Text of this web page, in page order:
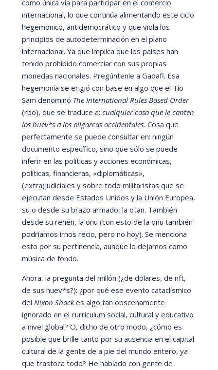
como única vía para participar en el comercio
internacional, lo que continúa alimentando este ciclo
hegemónico, antidemocrático y que viola los
principios de autodeterminación en el plano
internacional. Ya que implica que los países han
tenido prohibido comerciar con sus propias
monedas nacionales. Pregúntenle a Gadafi. Esa
hegemonía se erigió con base en algo que el Tío
Sam denominó The International Rules Based Order
(rbo), que se traduce a: cualquier cosa que le canten
los huev*s a los oligarcas occidentales. Cosa que
perfectamente se puede consultar en: ningún
documento específico, sino que sólo se puede
inferir en las políticas y acciones económicas,
políticas, financieras, «diplomáticas»,
(extra)judiciales y sobre todo militaristas que se
ejecutan desde Estados Unidos y la Unión Europea,
su o desde su brazo armado, la otan. También
desde su rehén, la onu (con esto de la onu también
podríamos irnos recio, pero no hoy). Se menciona
esto por su pertinencia, aunque lo dejamos como
música de fondo.
Ahora, la pregunta del millón (¿de dólares, de nft,
de sus huev*s?): ¿por qué ese evento cataclísmico
del Nixon Shockes algo tan obscenamente
ignorado en el currículum social, cultural y educativo
a nivel global? O, dicho de otro modo, ¿cómo es
posible que brille tanto por su ausencia en el capital
cultural de la gente de a pie del mundo entero, ya
que trastoca todo? He hablado con gente de